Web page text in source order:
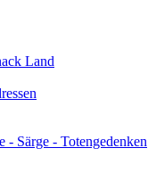
Land
- Särge - Totengedenken